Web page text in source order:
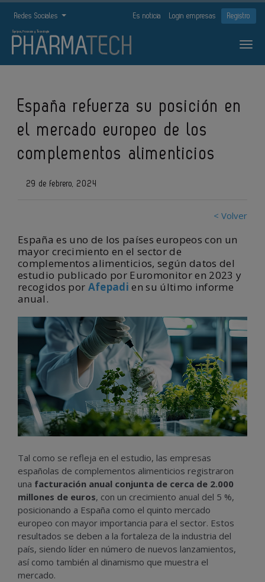
Redes Sociales Es noticia Login empresas Registro
España refuerza su posición en
el mercado europeo de los
complementos alimenticios
29 de febrero, 2024
< Volver
España es uno de los países europeos con un
mayor crecimiento en el sector de
complementos alimenticios, según datos del
estudio publicado por Euromonitor en 2023 y
recogidos por Afepadi en su último informe
anual.
Tal como se refleja en el estudio, las empresas
españolas de complementos alimenticios registraron
una facturación anual conjunta de cerca de 2.000
millones de euros, con un crecimiento anual del 5 %,
posicionando a España como el quinto mercado
europeo con mayor importancia para el sector. Estos
resultados se deben a la fortaleza de la industria del
país, siendo líder en número de nuevos lanzamientos,
así como también al dinamismo que muestra el
mercado.